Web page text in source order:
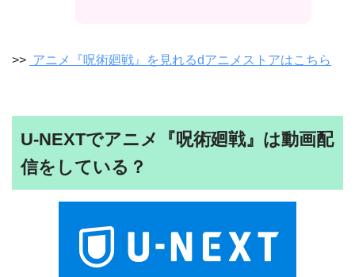
>> アニメ『呪術廻戦』を見れるdアニメストアはこちら
U-NEXTでアニメ『呪術廻戦』は動画配
信をしている？